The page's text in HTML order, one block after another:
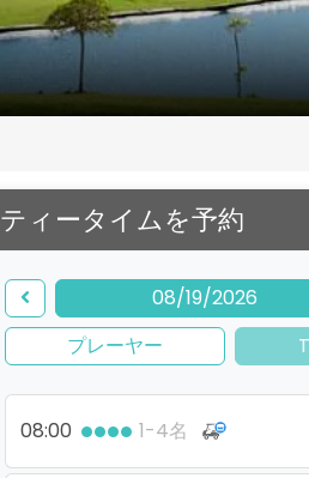
ティータイムを予約
08/19/2026
プレーヤー
08:00 1-4名